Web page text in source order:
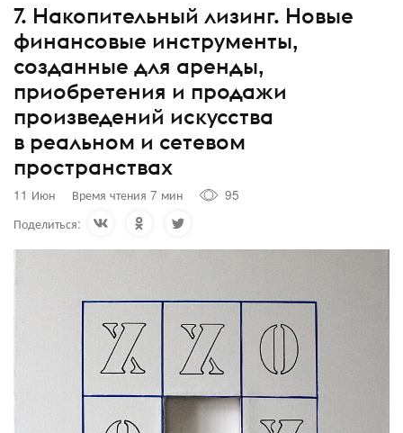
7. Накопительный лизинг. Новые
финансовые инструменты,
созданные для аренды,
приобретения и продажи
произведений искусства
в реальном и сетевом
пространствах
11 Июн Время чтения 7 мин
95
Поделиться: